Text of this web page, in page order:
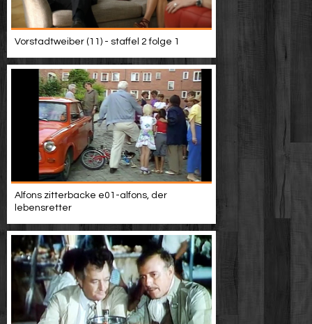
Vorstadtweiber (11) - staffel 2 folge 1
Alfons zitterbacke e01-alfons, der
lebensretter